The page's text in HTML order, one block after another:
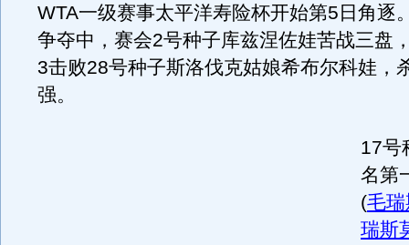
WTA一级赛事太平洋寿险杯开始第5日角逐
争夺中，赛会2号种子库兹涅佐娃苦战三盘
3击败28号种子斯洛伐克姑娘希布尔科娃，
强。
17号
名第
(毛
瑞斯